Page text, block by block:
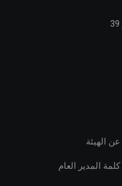
عن الهيئة
كلمة المدير العام